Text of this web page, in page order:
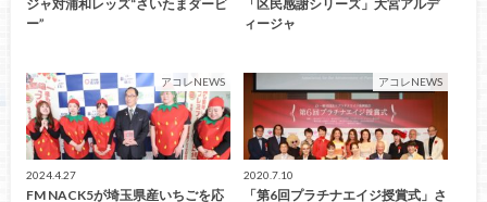
ジャ対浦和レッズ“さいたまダービ
ー”
「区民感謝シリーズ」大宮アルデ
ィージャ
アコレNEWS
2024.4.27
FM NACK5が埼玉県産いちごを応
アコレNEWS
2020.7.10
「第6回プラチナエイジ授賞式」さ